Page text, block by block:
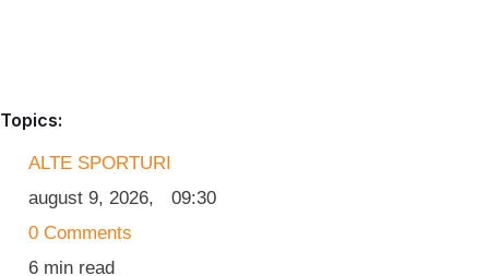
Topics:
ALTE SPORTURI
august 9, 2026,
09:30
0 Comments
6 min read